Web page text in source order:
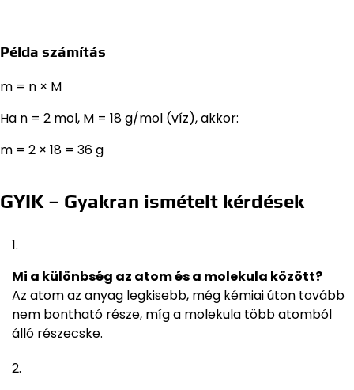
Példa számítás
m = n × M
Ha n = 2 mol, M = 18 g/mol (víz), akkor:
m = 2 × 18 = 36 g
GYIK – Gyakran ismételt kérdések
Mi a különbség az atom és a molekula között?
Az atom az anyag legkisebb, még kémiai úton tovább
nem bontható része, míg a molekula több atomból
álló részecske.